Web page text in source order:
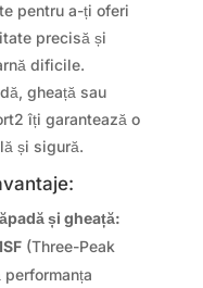
pentru a-ți oferi
precisă și
dificile.
gheață sau
îți garantează o
și sigură.
și gheață:
(Three-Peak